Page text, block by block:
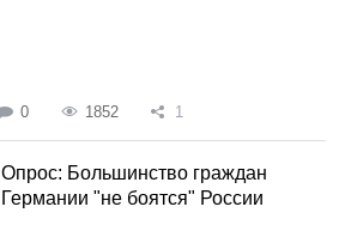
0 1852 1
Опрос: Большинство граждан
Германии "не боятся" России